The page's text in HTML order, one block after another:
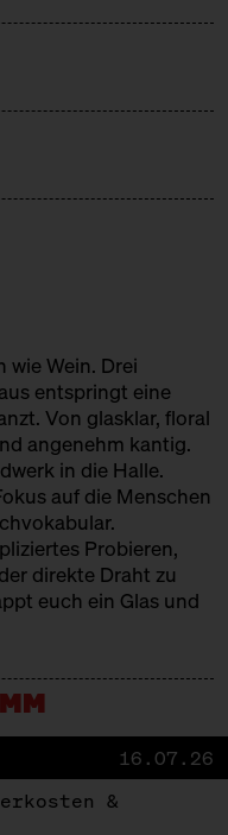
wie Wein. Drei
entspringt eine
Von glasklar, floral
angenehm kantig.
in die Halle.
auf die Menschen
Probieren,
direkte Draht zu
euch ein Glas und
16.07.26
&